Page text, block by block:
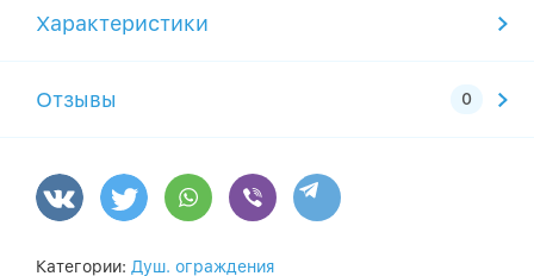
Характеристики
Отзывы
Категории: Душ. ограждения